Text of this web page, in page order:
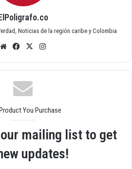
Noticias de la región caribe y Colombia
Siti
we
b
Fac
ok
X
am
You Purchase
mailing list to get
updates!